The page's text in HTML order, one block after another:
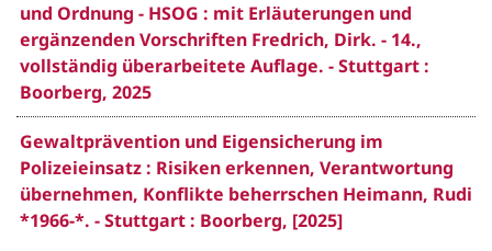
und Ordnung - HSOG : mit Erläuterungen und
ergänzenden Vorschriften Fredrich, Dirk. - 14.,
vollständig überarbeitete Auflage. - Stuttgart :
Boorberg, 2025
Gewaltprävention und Eigensicherung im
Polizeieinsatz : Risiken erkennen, Verantwortung
übernehmen, Konflikte beherrschen Heimann, Rudi
*1966-*. - Stuttgart : Boorberg, [2025]